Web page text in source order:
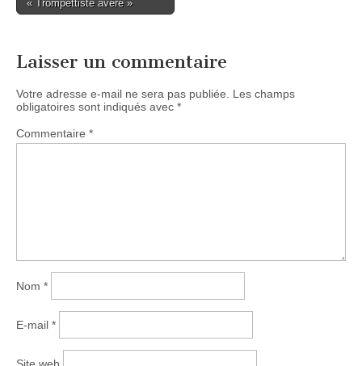
navigation
« Trompettiste avéré »
Laisser un commentaire
Votre adresse e-mail ne sera pas publiée.
Les champs
obligatoires sont indiqués avec *
Commentaire *
Nom *
E-mail *
Site web